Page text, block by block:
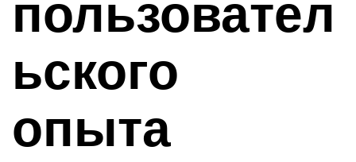
пользовател
ьского
опыта